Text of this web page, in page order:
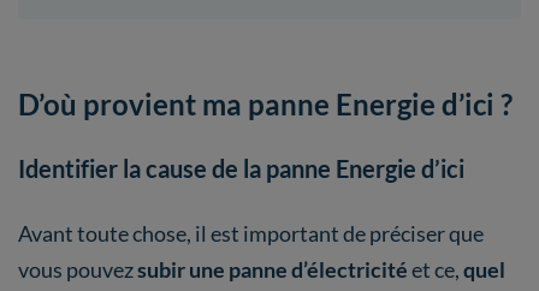
D’où provient ma panne Energie d’ici ?
Identifier la cause de la panne Energie d’ici
Avant toute chose, il est important de préciser que
vous pouvezsubir une panne d’électricitéet ce,quel